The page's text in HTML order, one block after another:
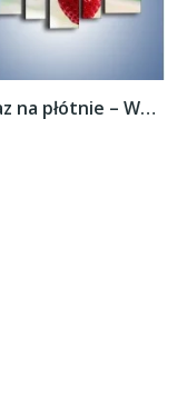
Obraz na płótnie – Wisząca truskawka –...